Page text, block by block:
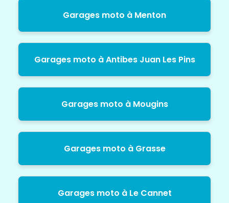
Garages moto à Menton
Garages moto à Antibes Juan Les Pins
Garages moto à Mougins
Garages moto à Grasse
Garages moto à Le Cannet